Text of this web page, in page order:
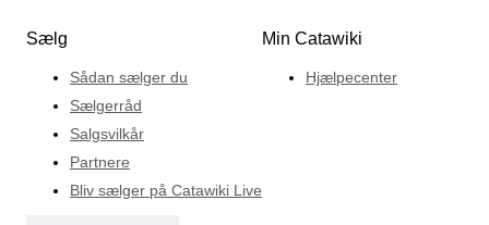
Sælg
Sådan sælger du
Sælgerråd
Salgsvilkår
Partnere
Bliv sælger på Catawiki Live
Min Catawiki
Hjælpecenter